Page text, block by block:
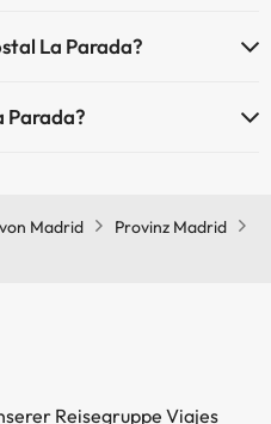
La Parada?
Parada?
Madrid
Provinz Madrid
Reisegruppe Viajes